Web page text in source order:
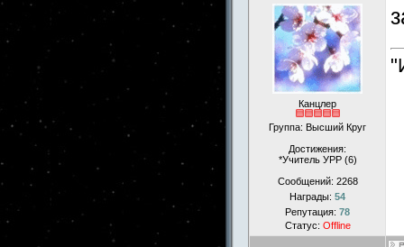
Канцлер
Группа: Высший Круг
Достижения:
*Учитель УРР (6)
Сообщений: 2268
Награды: 54
Репутация: 78
Статус: Offline